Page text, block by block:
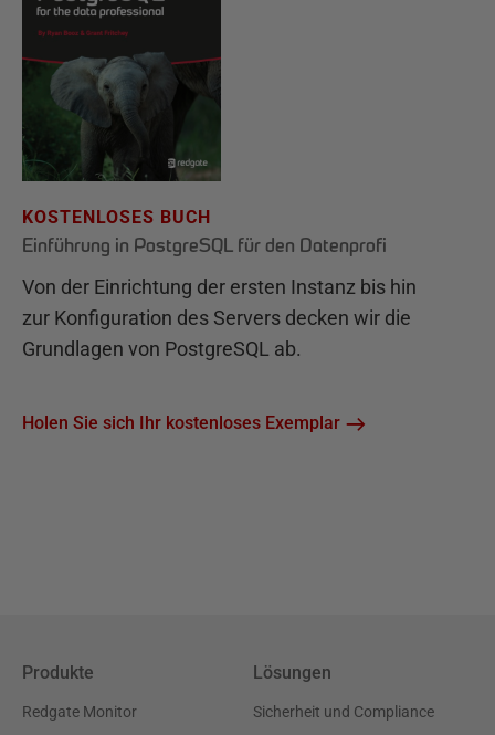
KOSTENLOSES BUCH
Einführung in PostgreSQL für den Datenprofi
Von der Einrichtung der ersten Instanz bis hin
zur Konfiguration des Servers decken wir die
Grundlagen von PostgreSQL ab.
Holen Sie sich Ihr kostenloses Exemplar
Produkte
Redgate Monitor
Lösungen
Sicherheit und Compliance